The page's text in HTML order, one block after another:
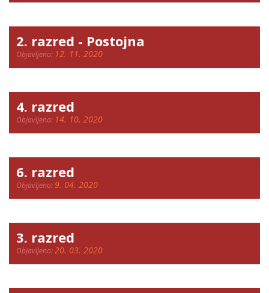
2. razred - Postojna
Objavljeno: 12. 11. 2020
4. razred
Objavljeno: 14. 10. 2020
6. razred
Objavljeno: 9. 04. 2020
3. razred
Objavljeno:20. 03. 2020